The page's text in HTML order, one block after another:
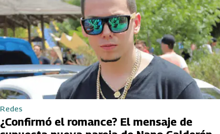
Redes
¿Confirmó el romance? El mensaje de